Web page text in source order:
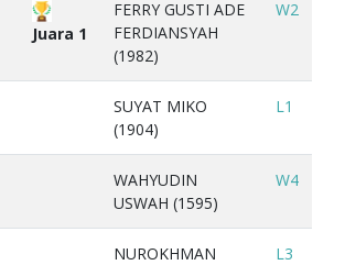
Juara 1
FERRY GUSTI ADE
FERDIANSYAH
(1982)
W2
SUYAT MIKO
(1904)
L1
WAHYUDIN
USWAH (1595)
W4
NUROKHMAN
L3